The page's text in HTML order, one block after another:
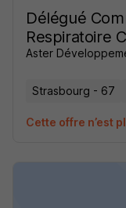
Délégué
Respiratoire
Aster
Strasbourg - 67
Cette offre n’est